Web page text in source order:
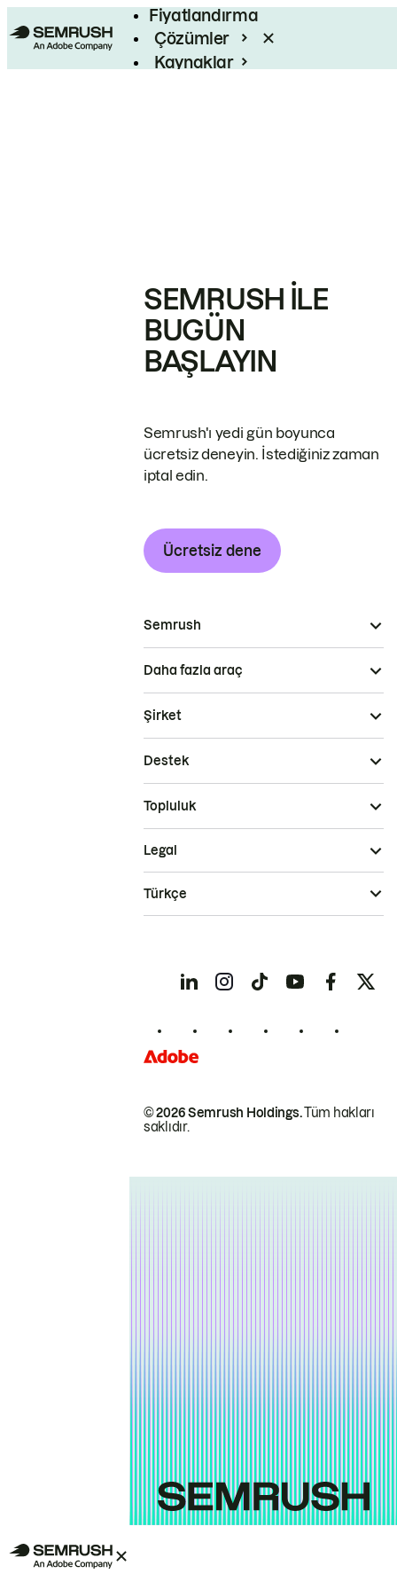
Fiyatlandırma
Çözümler
Kaynaklar
SEMRUSH ILE
BUGÜN
BAŞLAYIN
Semrush'ı yedi gün boyunca
ücretsiz deneyin. İstediğiniz zaman
iptal edin.
Ücretsiz dene
Semrush
Daha fazla araç
Şirket
Destek
Topluluk
© 2026 Semrush Holdings.Tüm hakları
saklıdır.
Legal
Türkçe